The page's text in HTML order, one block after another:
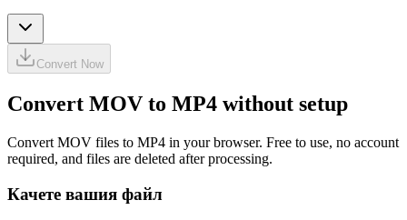
Convert Now
Convert MOV to MP4 without setup
Convert MOV files to MP4 in your browser. Free to use, no account
required, and files are deleted after processing.
Качете вашия файл